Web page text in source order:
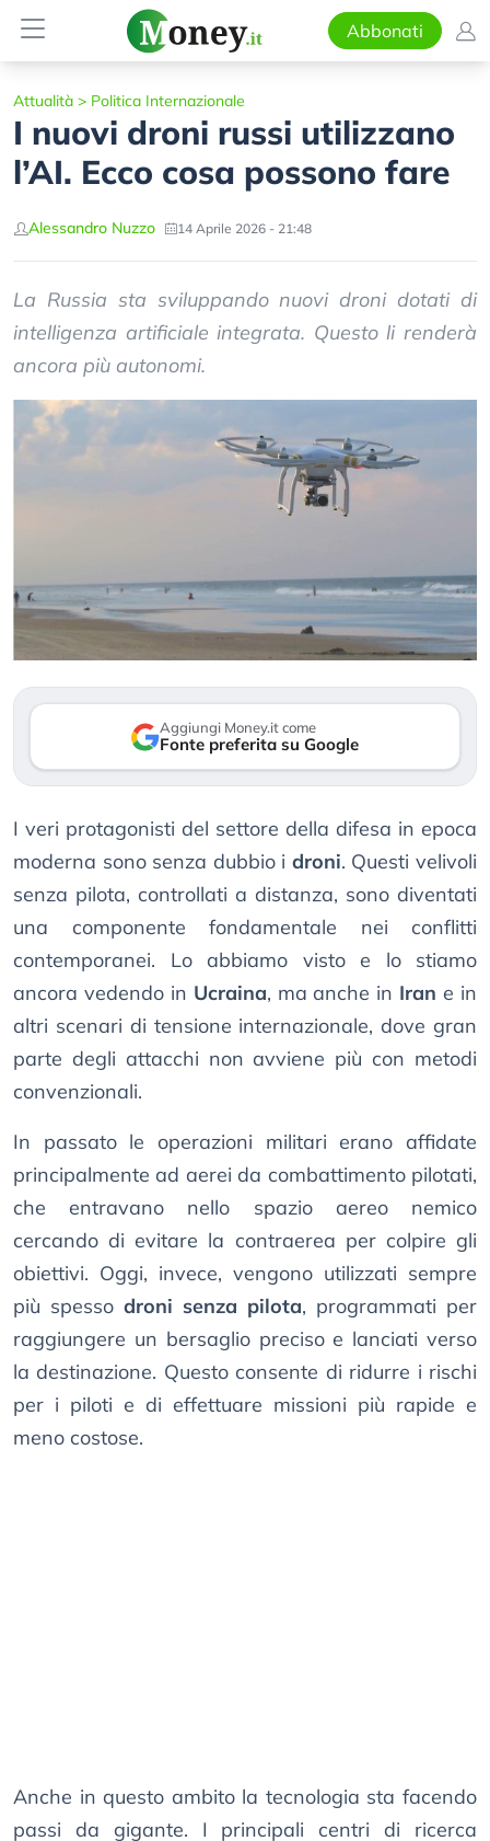
Abbonati
Attualità > Politica Internazionale
I nuovi droni russi utilizzano
l’AI. Ecco cosa possono fare
Alessandro Nuzzo 14 Aprile 2026 - 21:48
La Russia sta sviluppando nuovi droni dotati di
intelligenza artificiale integrata. Questo li renderà
ancora più autonomi.
Aggiungi Money.it come
Fonte preferita su Google
I veri protagonisti del settore della difesa in epoca
moderna sono senza dubbio i droni. Questi velivoli
senza pilota, controllati a distanza, sono diventati
una componente fondamentale nei conflitti
contemporanei. Lo abbiamo visto e lo stiamo
ancora vedendo in Ucraina, ma anche in Iran e in
altri scenari di tensione internazionale, dove gran
parte degli attacchi non avviene più con metodi
convenzionali.
In passato le operazioni militari erano affidate
principalmente ad aerei da combattimento pilotati,
che entravano nello spazio aereo nemico
cercando di evitare la contraerea per colpire gli
obiettivi. Oggi, invece, vengono utilizzati sempre
più spesso droni senza pilota, programmati per
raggiungere un bersaglio preciso e lanciati verso
la destinazione. Questo consente di ridurre i rischi
per i piloti e di effettuare missioni più rapide e
meno costose.
Anche in questo ambito la tecnologia sta facendo
passi da gigante. I principali centri di ricerca